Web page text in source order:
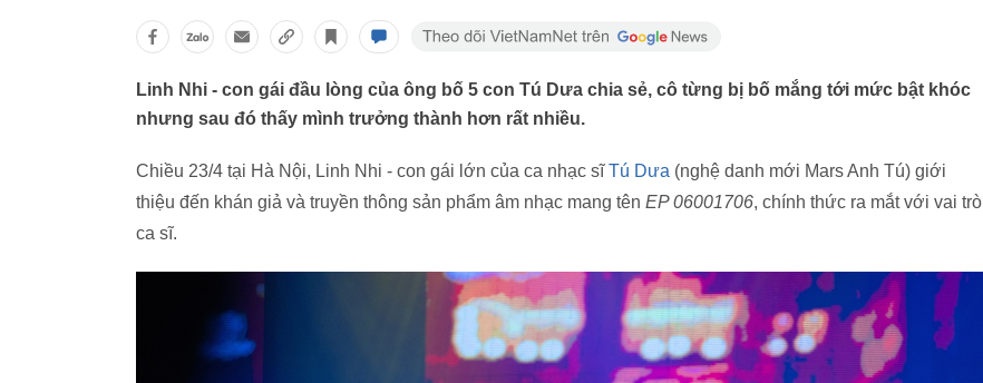
Linh Nhi - con gái đầu lòng của ông bố 5 con Tú Dưa chia sẻ, cô từng bị bố mắng tới mức bật khóc
nhưng sau đó thấy mình trưởng thành hơn rất nhiều.
Chiều 23/4 tại Hà Nội, Linh Nhi - con gái lớn của ca nhạc sĩTú Dưa (nghệ danh mới Mars Anh Tú) giới
thiệu đến khán giả và truyền thông sản phẩm âm nhạc mang tên EP 06001706, chính thức ra mắt với vai trò
ca sĩ.